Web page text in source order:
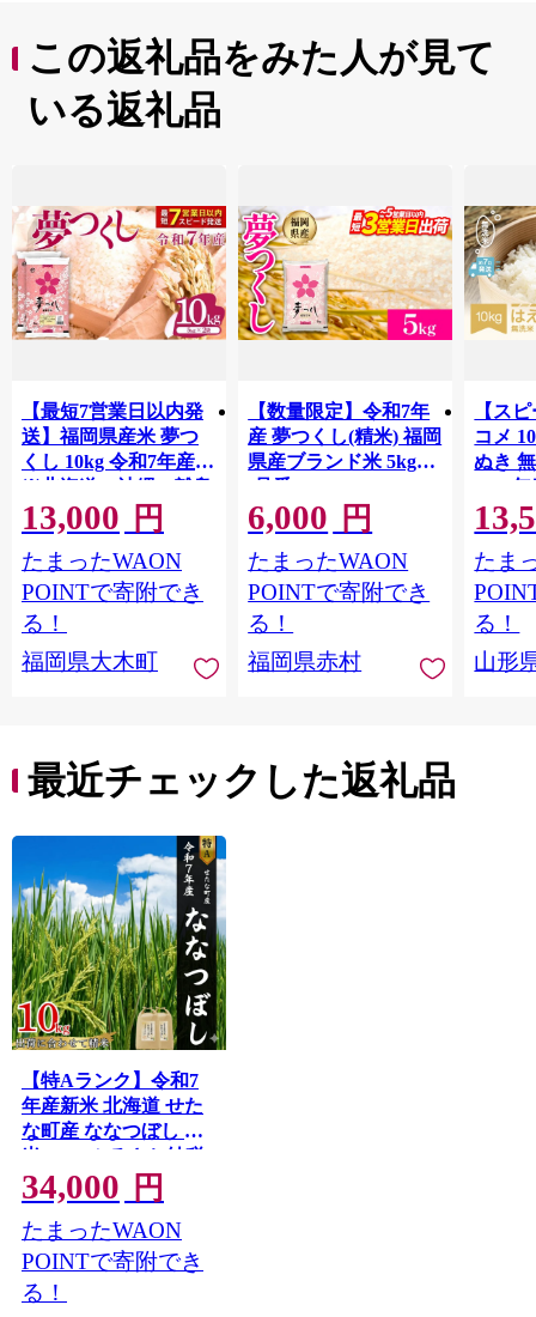
この返礼品をみた人が見て
いる返礼品
【最短7営業日以内発
送】福岡県産米 夢つ
くし 10kg 令和7年産
※北海道・沖縄・離島
は配送不可 |【精米 単
一米 単一原料米 7年産
国産 お米 ブランド米
5kg × 2 ゆめつくし】
CY009_01
13,000 円
たまったWAON
POINTで寄附でき
る！
福岡県大木町
【数量限定】令和7年
産 夢つくし(精米) 福岡
県産ブランド米 5kg
(品番:3X10R7)
6,000 円
たまったWAON
POINTで寄附でき
る！
福岡県赤村
【ス
コメ
ぬき
2025
たま
る！
山形
最近チェックした返礼品
【特Aランク】令和7
年産新米 北海道 せた
な町産 ななつぼし 精
米 10kg ふるさと納税
34,000 円
たまったWAON
POINTで寄附でき
る！